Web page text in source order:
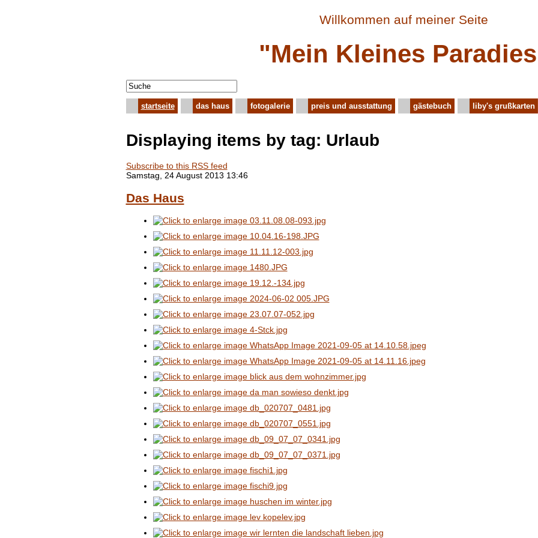
Willkommen auf meiner Seite
"Mein Kleines
startseite das haus fotogalerie preis und ausstattung gästebuch liby's grußkarten
Displaying items by tag: Urlaub
Subscribe to this RSS feed
Samstag, 24 August 2013 13:46
Das Haus